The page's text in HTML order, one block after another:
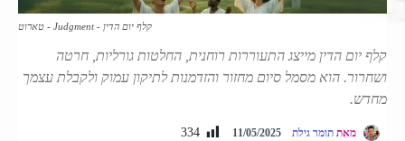
קלף יום הדין - Judgment - טארוט
קלף יום הדין מייצג התעוררות רוחנית, החלטות גורליות, חרטה
ושחרור. הוא מסמל סיום מחזור והזדמנות לתיקון עמוק ולקבלת עצמך
מחדש.
מאת תומר גילת 11/05/2025
334